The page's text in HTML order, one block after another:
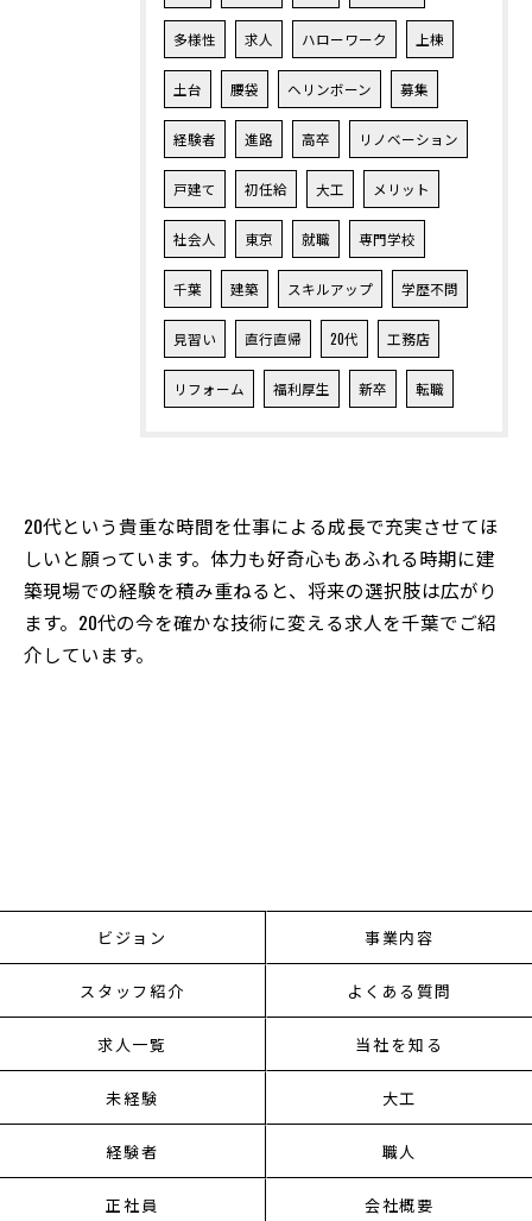
多様性 求人 ハローワーク 上棟
土台 腰袋 ヘリンボーン 募集
経験者 進路 高卒 リノベーション
戸建て 初任給 大工 メリット
社会人 東京 就職 専門学校
千葉 建築 スキルアップ 学歴不問
見習い 直行直帰 20代 工務店
リフォーム 福利厚生 新卒 転職
20代という貴重な時間を仕事による成長で充実させてほ
しいと願っています。体力も好奇心もあふれる時期に建
築現場での経験を積み重ねると、将来の選択肢は広がり
ます。20代の今を確かな技術に変える求人を千葉でご紹
介しています。
ビジョン 事業内容
スタッフ紹介 よくある質問
求人一覧 当社を知る
未経験 大工
経験者 職人
正社員 会社概要